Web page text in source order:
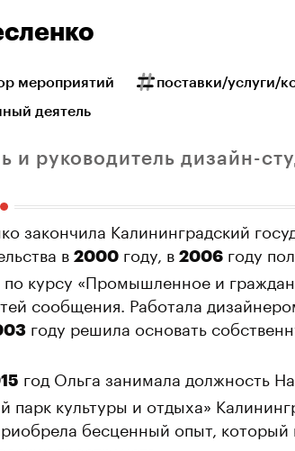
мероприятий
поставки/услуги/
деятель
и руководитель дизайн-
закончила Калининградский
в 2000 году, в 2006 году
курсу «Промышленное и
сообщения. Работала
году решила основать
год Ольга занимала должность
парк культуры и отдыха»
бесценный опыт, который